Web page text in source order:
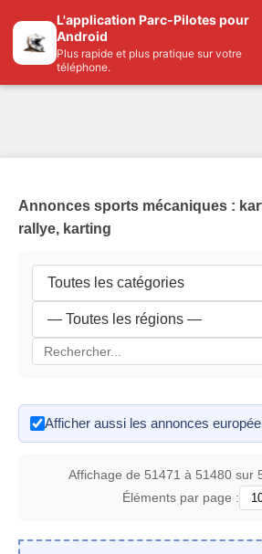
L'application Parc-Pilotes pour
Android
Plus rapide et plus pratique sur votre
téléphone.
Parc-pilotes.com
Annonces sports mécaniques :
rallye, karting
Afficher aussi les annonces
Affichage de 51471 à 51480 sur
Éléments par page :